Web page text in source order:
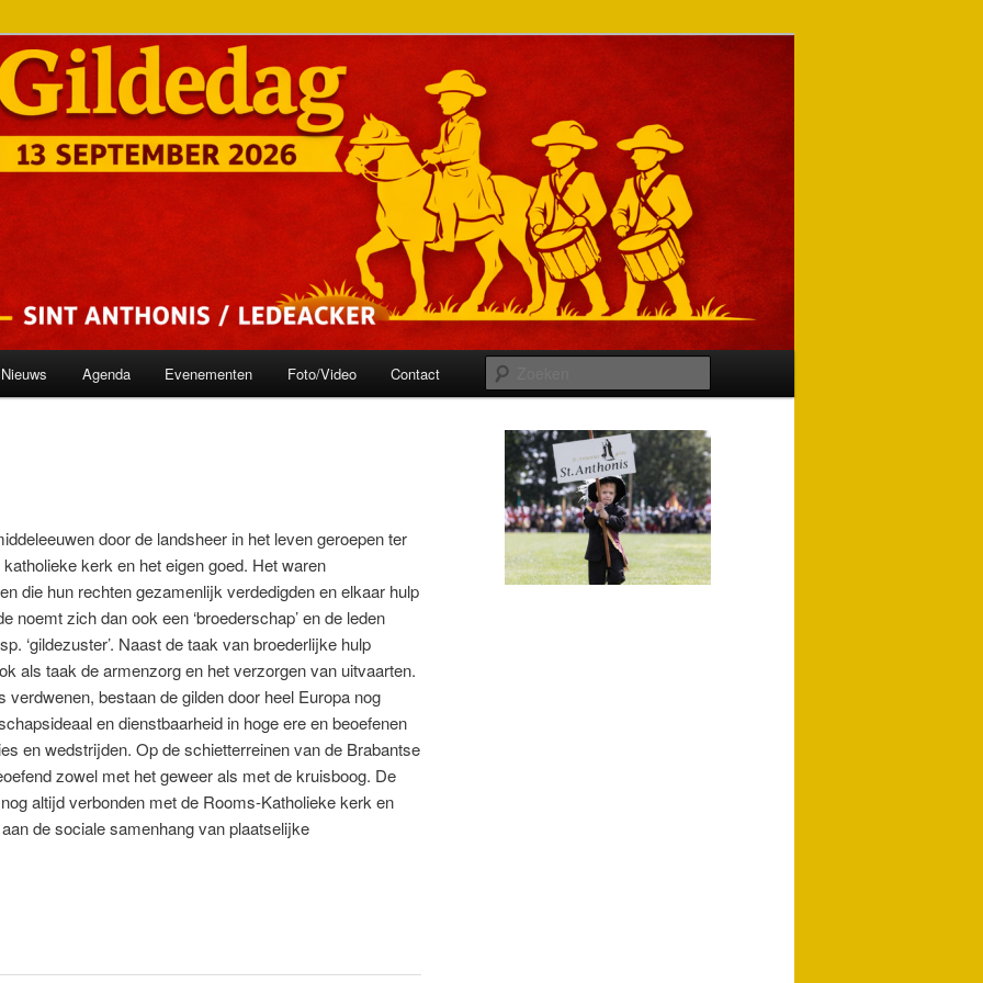
Nieuws Agenda Evenementen Foto/Video Contact
door de landsheer in het leven geroepen ter
kerk en het eigen goed. Het waren
die hun rechten gezamenlijk verdedigden en elkaar hulp
noemt zich dan ook een ‘broederschap’ en de leden
‘gildezuster’. Naast de taak van broederlijke hulp
als taak de armenzorg en het verzorgen van uitvaarten.
verdwenen, bestaan de gilden door heel Europa nog
en dienstbaarheid in hoge ere en beoefenen
en wedstrijden. Op de schietterreinen van de Brabantse
zowel met het geweer als met de kruisboog. De
altijd verbonden met de Rooms-Katholieke kerk en
de sociale samenhang van plaatselijke